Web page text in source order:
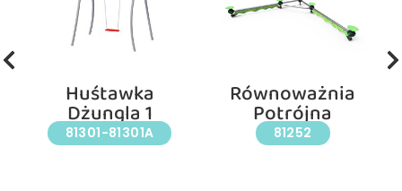
Huśtawka
Dżungla 1
81301-81301A
Równoważnia
Potrójna
81252